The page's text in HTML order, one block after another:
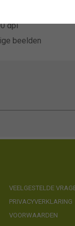
dpi
beelden
VEELGESTELDE
PRIVACYVERKLARING
VOORWAARDEN